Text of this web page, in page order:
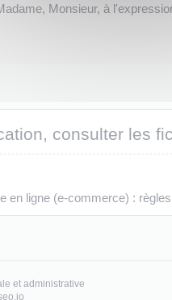
Monsieur, à
consulter les
en ligne (e-commerce) :
et administrative